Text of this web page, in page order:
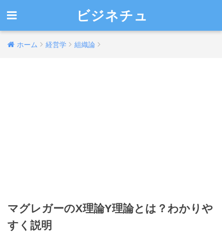
ビジネチュ
ホーム 経営学 組織論
マグレガーのX理論Y理論とは？わかりや
すく説明